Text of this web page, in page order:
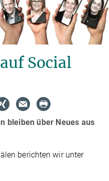
Social
bleiben über Neues aus
berichten wir unter